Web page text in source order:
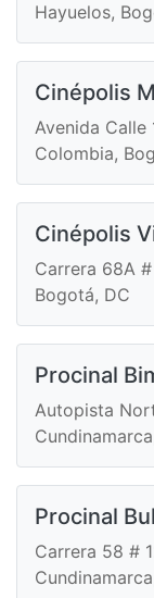
Hayuelos,
Cinépolis
Avenida
Colombia,
Cinépolis
Carrera 68A
Bogotá, DC
Procinal
Autopista
Procinal
Carrera 58 #